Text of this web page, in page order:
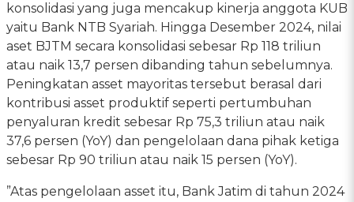
konsolidasi yang juga mencakup kinerja anggota KUB
yaitu Bank NTB Syariah. Hingga Desember 2024, nilai
aset BJTM secara konsolidasi sebesar Rp 118 triliun
atau naik 13,7 persen dibanding tahun sebelumnya.
Peningkatan asset mayoritas tersebut berasal dari
kontribusi asset produktif seperti pertumbuhan
penyaluran kredit sebesar Rp 75,3 triliun atau naik
37,6 persen (YoY) dan pengelolaan dana pihak ketiga
sebesar Rp 90 triliun atau naik 15 persen (YoY).
”Atas pengelolaan asset itu, Bank Jatim di tahun 2024